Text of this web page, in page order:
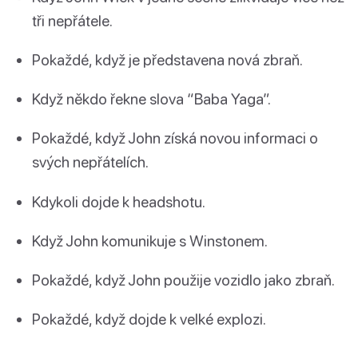
tři nepřátele.
Pokaždé, když je představena nová zbraň.
Když někdo řekne slova “Baba Yaga”.
Pokaždé, když John získá novou informaci o
svých nepřátelích.
Kdykoli dojde k headshotu.
Když John komunikuje s Winstonem.
Pokaždé, když John použije vozidlo jako zbraň.
Pokaždé, když dojde k velké explozi.